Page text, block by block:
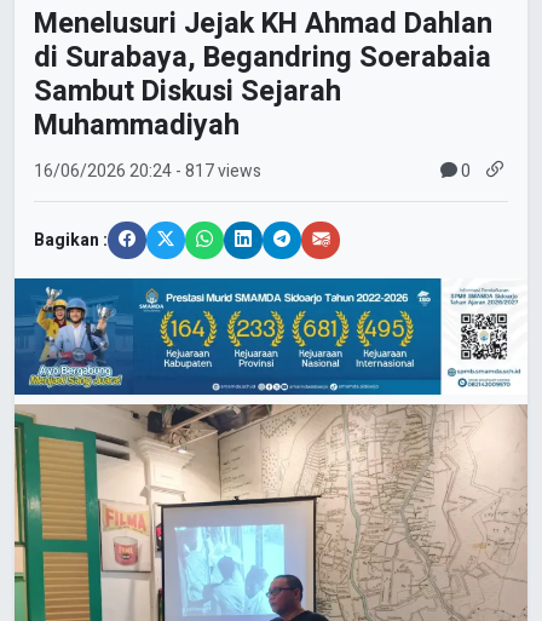
Menelusuri Jejak KH Ahmad Dahlan
di Surabaya, Begandring Soerabaia
Sambut Diskusi Sejarah
Muhammadiyah
16/06/202620:24- 817 views 0
Bagikan :